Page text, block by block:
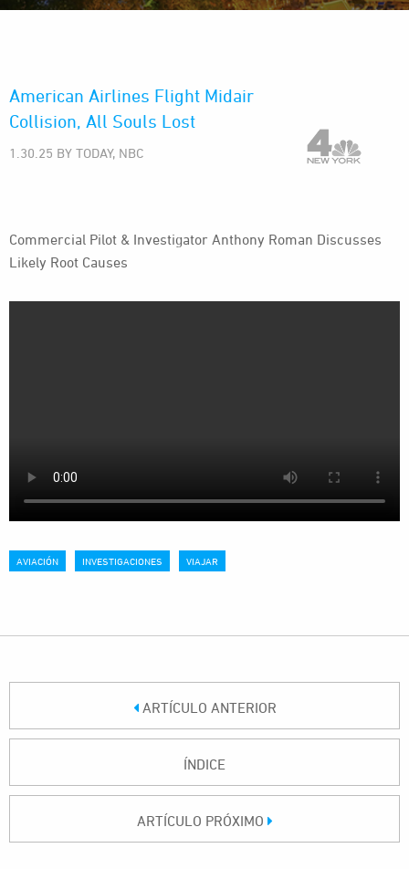
American Airlines Flight Midair
Collision, All Souls Lost
1.30.25 BY TODAY, NBC
Commercial Pilot & Investigator Anthony Roman Discusses
Likely Root Causes
AVIACIÓN INVESTIGACIONES VIAJAR
ARTÍCULO ANTERIOR
ÍNDICE
ARTÍCULO PRÓXIMO